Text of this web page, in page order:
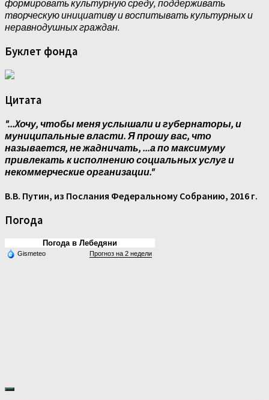
формировать культурную среду, поддерживать
творческую инициативу и воспитывать культурных и
неравнодушных граждан.
Буклет фонда
Цитата
"...Xочу, чтобы меня услышали и губернаторы, и
муниципальные власти. Я прошу вас, что
называется, не жадничать, ...а по максимуму
привлекать к исполнению социальных услуг и
некоммерческие организации."
В.В. Путин, из Послания Федеральному Собранию, 2016 г.
Погода
Погода в Лебедяни
Gismeteo Прогноз на 2 недели